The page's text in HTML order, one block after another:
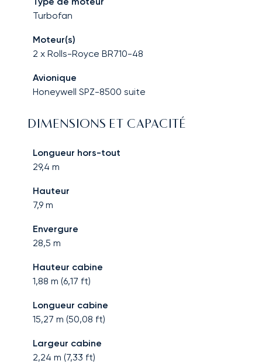
Turbofan
Moteur(s)
2 x Rolls-Royce BR710-48
Avionique
Honeywell SPZ-8500 suite
DIMENSIONS ET CAPACITÉ
Longueur hors-tout
29,4 m
Hauteur
7,9 m
Envergure
28,5 m
Hauteur cabine
1,88 m (6,17 ft)
Longueur cabine
15,27 m (50,08 ft)
Largeur cabine
2,24 m (7,33 ft)